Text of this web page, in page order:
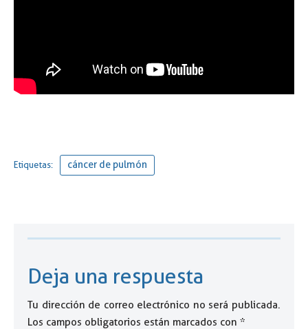
Etiquetas: cáncer de pulmón
Deja una respuesta
Tu dirección de correo electrónico no será publicada.
Los campos obligatorios están marcados con *